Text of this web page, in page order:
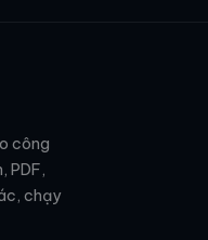
công
PDF,
chạy